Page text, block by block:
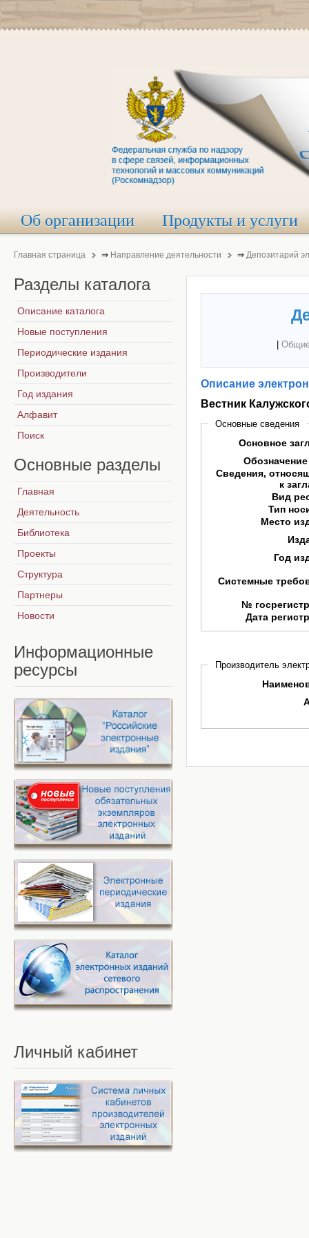
Об организации Продукты и услуги
Главная страница ⇒ Направление деятельности ⇒ Депозитарий
Описание
Вестник
Основные сведения
Основное
Сведения,
к
Вид
Тип
Место
Год
Системные
№
Дата
Производитель
Разделы каталога
Описание каталога
Новые поступления
Периодические издания
Производители
Год издания
Алфавит
Поиск
Основные разделы
Главная
Деятельность
Библиотека
Проекты
Структура
Партнеры
Новости
Информационные
ресурсы
Личный кабинет